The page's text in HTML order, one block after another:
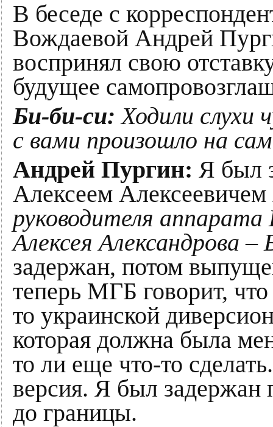
В беседе с
Вождаевой Андрей
воспринял свою
будущее
Би-би-си: Ходили слухи
с вами произошло на
Андрей Пургин: Я был
Алексеем
руководителя
Алексея Александрова –
задержан, потом
теперь МГБ говорит,
то украинской
которая должна была
то ли еще что-то
версия. Я был задержан
до границы.